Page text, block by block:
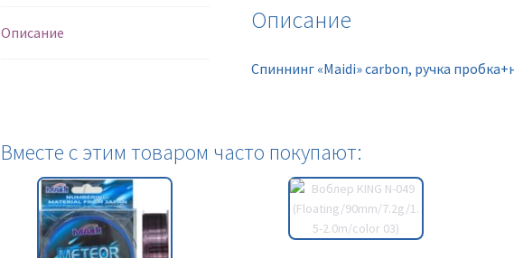
/
Описание Описание
Спиннинг «Maidi» carbon, ручка
Вместе с этим товаром часто покупают: